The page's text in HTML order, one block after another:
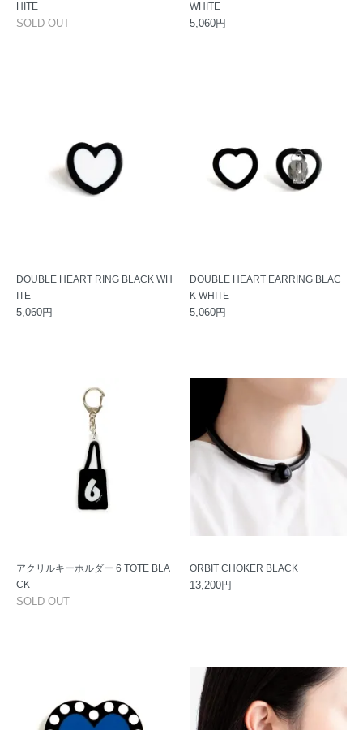
HITE
SOLD OUT
WHITE
5,060円
DOUBLE HEART RING BLACK WH
ITE
5,060円
DOUBLE HEART EARRING BLAC
K WHITE
5,060円
アクリルキーホルダー 6 TOTE BLA
CK
SOLD OUT
ORBIT CHOKER BLACK
13,200円